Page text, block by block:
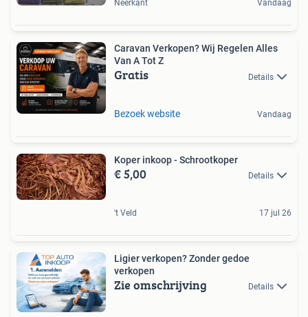
Neerkant Vandaag
Caravan Verkopen? Wij Regelen Alles
Van A Tot Z
Gratis Details
Bezoek website Vandaag
Koper inkoop - Schrootkoper
€ 5,00 Details
't Veld 17 jul 26
Ligier verkopen? Zonder gedoe
verkopen
Zie omschrijving Details